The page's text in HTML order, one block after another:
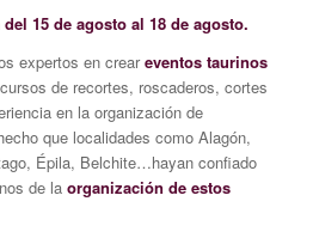
15 de agosto al 18 de agosto.
expertos en creareventos taurinos
de recortes, roscaderos, cortes
en la organización de
que localidades como Alagón,
Épila, Belchite…hayan confiado
de la organización de estos